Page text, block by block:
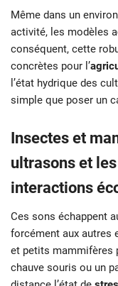
Même dans un
activité, les modèles
conséquent, cette
concrètes pour l’
l’état hydrique des
simple que poser un
Insectes et
ultrasons et
interactions
Ces sons échappent
forcément aux autres
et petits mammifères
chauve souris ou un